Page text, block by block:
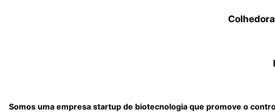
Somos uma empresa startup de biotecnologia que promove o